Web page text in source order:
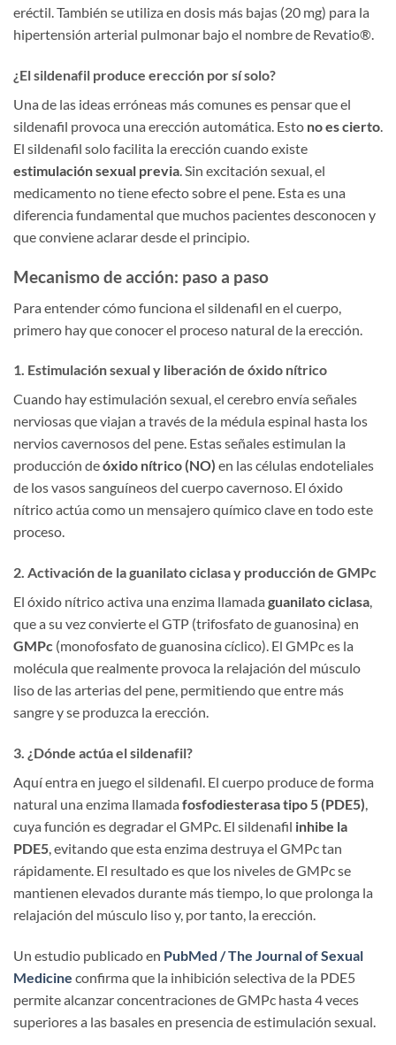
eréctil. También se utiliza en dosis más bajas (20 mg) para la
hipertensión arterial pulmonar bajo el nombre de Revatio®.
¿El sildenafil produce erección por sí solo?
Una de las ideas erróneas más comunes es pensar que el
sildenafil provoca una erección automática. Esto no es cierto.
El sildenafil solo facilita la erección cuando existe
estimulación sexual previa. Sin excitación sexual, el
medicamento no tiene efecto sobre el pene. Esta es una
diferencia fundamental que muchos pacientes desconocen y
que conviene aclarar desde el principio.
Mecanismo de acción: paso a paso
Para entender cómo funciona el sildenafil en el cuerpo,
primero hay que conocer el proceso natural de la erección.
1. Estimulación sexual y liberación de óxido nítrico
Cuando hay estimulación sexual, el cerebro envía señales
nerviosas que viajan a través de la médula espinal hasta los
nervios cavernosos del pene. Estas señales estimulan la
producción deóxido nítrico (NO) en las células endoteliales
de los vasos sanguíneos del cuerpo cavernoso. El óxido
nítrico actúa como un mensajero químico clave en todo este
proceso.
2. Activación de la guanilato ciclasa y producción de GMPc
El óxido nítrico activa una enzima llamada guanilato ciclasa,
que a su vez convierte el GTP (trifosfato de guanosina) en
GMPc (monofosfato de guanosina cíclico). El GMPc es la
molécula que realmente provoca la relajación del músculo
liso de las arterias del pene, permitiendo que entre más
sangre y se produzca la erección.
3. ¿Dónde actúa el sildenafil?
Aquí entra en juego el sildenafil. El cuerpo produce de forma
natural una enzima llamada fosfodiesterasa tipo 5 (PDE5),
cuya función es degradar el GMPc. El sildenafil inhibe la
PDE5, evitando que esta enzima destruya el GMPc tan
rápidamente. El resultado es que los niveles de GMPc se
mantienen elevados durante más tiempo, lo que prolonga la
relajación del músculo liso y, por tanto, la erección.
Un estudio publicado en PubMed / The Journal of Sexual
Medicine confirma que la inhibición selectiva de la PDE5
permite alcanzar concentraciones de GMPc hasta 4 veces
superiores a las basales en presencia de estimulación sexual.